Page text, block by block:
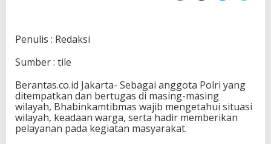
Penulis : Redaksi
Sumber : tile
Berantas.co.id Jakarta- Sebagai anggota Polri yang
ditempatkan dan bertugas di masing-masing
wilayah, Bhabinkamtibmas wajib mengetahui situasi
wilayah, keadaan warga, serta hadir memberikan
pelayanan pada kegiatan masyarakat.